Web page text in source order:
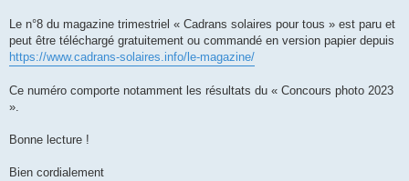
g
Le n°8 du magazine trimestriel « Cadrans solaires pour tous » est paru et
peut être téléchargé gratuitement ou commandé en version papier depuis
https://www.cadrans-solaires.info/le-magazine/
Ce numéro comporte notamment les résultats du « Concours photo 2023
».
Bonne lecture !
Bien cordialement